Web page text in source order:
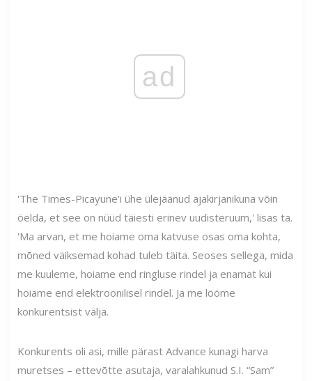
ad
'The Times-Picayune'i ühe ülejäänud ajakirjanikuna võin
öelda, et see on nüüd täiesti erinev uudisteruum,' lisas ta.
'Ma arvan, et me hoiame oma katvuse osas oma kohta,
mõned väiksemad kohad tuleb täita. Seoses sellega, mida
me kuuleme, hoiame end ringluse rindel ja enamat kui
hoiame end elektroonilisel rindel. Ja me lööme
konkurentsist välja.
Konkurents oli asi, mille pärast Advance kunagi harva
muretses – ettevõtte asutaja, varalahkunud S.I. “Sam”